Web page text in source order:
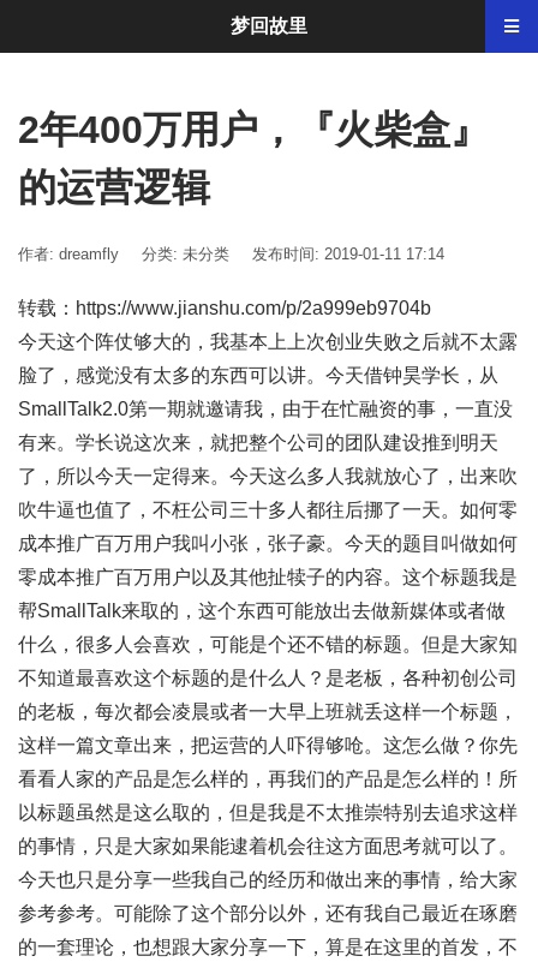
2年400万用户，『火柴盒』
的运营逻辑
作者: dreamfly 分类: 未分类 发布时间: 2019-01-11 17:14
转载：https://www.jianshu.com/p/2a999eb9704b
今天这个阵仗够大的，我基本上上次创业失败之后就不太露
脸了，感觉没有太多的东西可以讲。今天借钟昊学长，从
SmallTalk2.0第一期就邀请我，由于在忙融资的事，一直没
有来。学长说这次来，就把整个公司的团队建设推到明天
了，所以今天一定得来。今天这么多人我就放心了，出来吹
吹牛逼也值了，不枉公司三十多人都往后挪了一天。如何零
成本推广百万用户我叫小张，张子豪。今天的题目叫做如何
零成本推广百万用户以及其他扯犊子的内容。这个标题我是
帮SmallTalk来取的，这个东西可能放出去做新媒体或者做
什么，很多人会喜欢，可能是个还不错的标题。但是大家知
不知道最喜欢这个标题的是什么人？是老板，各种初创公司
的老板，每次都会凌晨或者一大早上班就丢这样一个标题，
这样一篇文章出来，把运营的人吓得够呛。这怎么做？你先
看看人家的产品是怎么样的，再我们的产品是怎么样的！所
以标题虽然是这么取的，但是我是不太推崇特别去追求这样
的事情，只是大家如果能逮着机会往这方面思考就可以了。
今天也只是分享一些我自己的经历和做出来的事情，给大家
参考参考。可能除了这个部分以外，还有我自己最近在琢磨
的一套理论，也想跟大家分享一下，算是在这里的首发，不
梦回故里